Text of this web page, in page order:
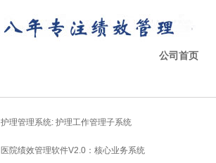
公司首页
护理管理系统: 护理工作管理子系统
医院绩效管理软件V2.0：核心业务系统